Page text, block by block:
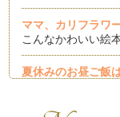
ママ、カリフラワ
こんなかわいい
夏休みのお昼ご飯